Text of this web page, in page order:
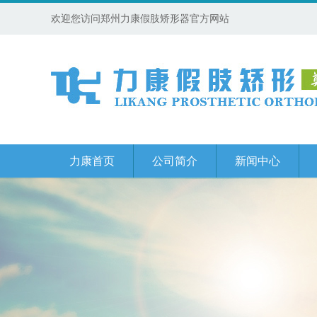
欢迎您访问郑州力康假肢矫形器官方网站
力康首页 公司简介 新闻中心